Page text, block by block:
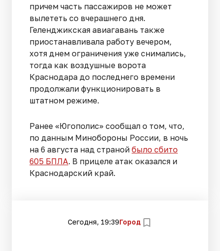
причем часть пассажиров не может
вылететь со вчерашнего дня.
Геленджикская авиагавань также
приостанавливала работу вечером,
хотя днем ограничения уже снимались,
тогда как воздушные ворота
Краснодара до последнего времени
продолжали функционировать в
штатном режиме.
Ранее «Югополис» сообщал о том, что,
по данным Минобороны России, в ночь
на 6 августа над страной было сбито
605 БПЛА. В прицеле атак оказался и
Краснодарский край.
Сегодня, 19:39Город